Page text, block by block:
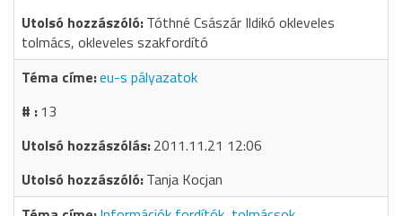
Tóthné Császár Ildikó okleveles
tolmács, okleveles szakfordító
eu-s pályazatok
13
2011.11.21 12:06
Tanja Kocjan